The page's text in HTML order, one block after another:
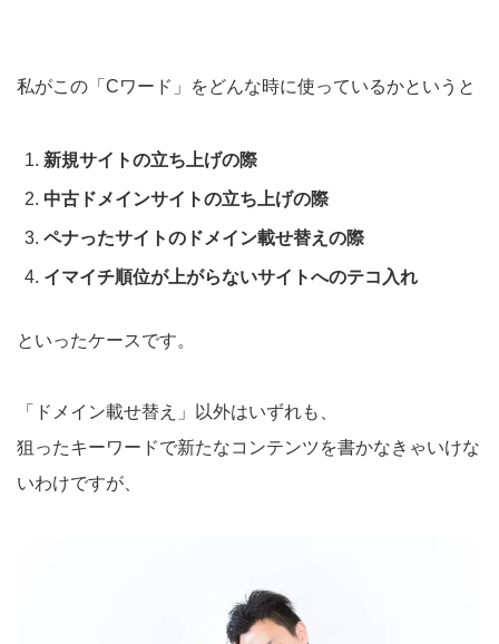
私がこの「Cワード」をどんな時に使っているかというと
新規サイトの立ち上げの際
中古ドメインサイトの立ち上げの際
ペナったサイトのドメイン載せ替えの際
イマイチ順位が上がらないサイトへのテコ入れ
といったケースです。
「ドメイン載せ替え」以外はいずれも、
狙ったキーワードで新たなコンテンツを書かなきゃいけな
いわけですが、